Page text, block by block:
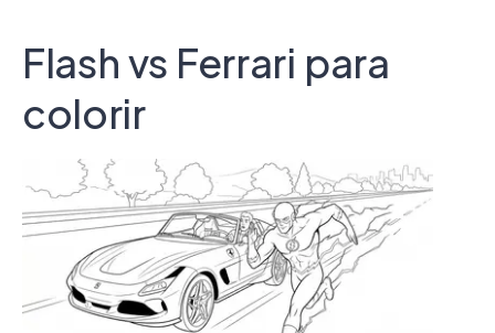
Flash vs Ferrari para
colorir